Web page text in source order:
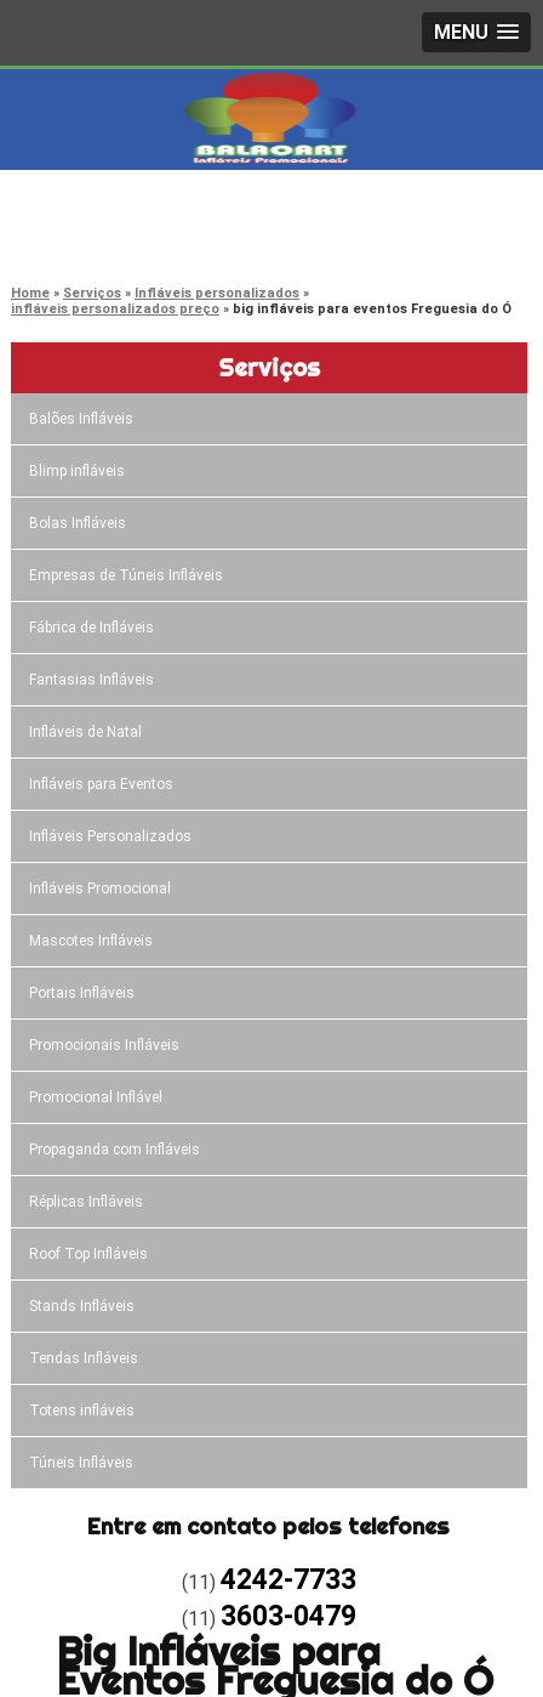
MENU
Home Serviços
Infláveis personalizados
infláveis personalizados preço
big infláveis para eventos Freguesia do Ó
Serviços
Balões Infláveis
Blimp infláveis
Bolas Infláveis
Empresas de Túneis Infláveis
Fábrica de Infláveis
Fantasias Infláveis
Infláveis de Natal
Infláveis para Eventos
Infláveis Personalizados
Infláveis Promocional
Mascotes Infláveis
Portais Infláveis
Promocionais Infláveis
Promocional Inflável
Propaganda com Infláveis
Réplicas Infláveis
Roof Top Infláveis
Stands Infláveis
Tendas Infláveis
Totens infláveis
Túneis Infláveis
Entre em contato pelos telefones
(11) 4242-7733
(11) 3603-0479
Big Infláveis para
Eventos Freguesia do Ó